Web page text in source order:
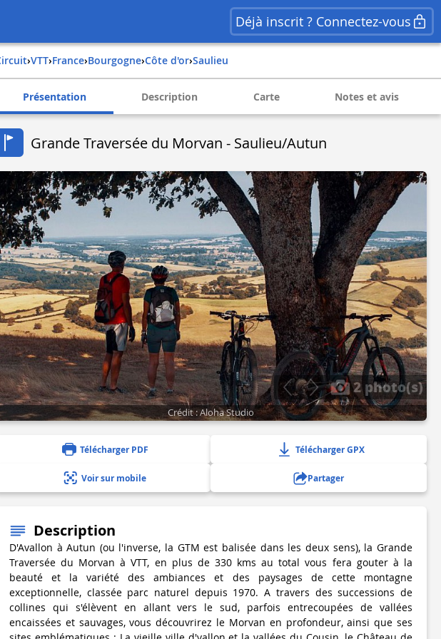
Déjà inscrit ? Connectez-vous
Circuit› VTT› france› bourgogne› côte d'or› saulieu
Présentation Description Carte Notes et avis
Grande Traversée du Morvan - Saulieu/Autun
2 photo(s)
Crédit : Aloha Studio
Télécharger PDF Télécharger GPX
Voir sur mobile Partager
Description
D'Avallon à Autun (ou l'inverse, la GTM est balisée dans les deux sens), la Grande
Traversée du Morvan à VTT, en plus de 330 kms au total vous fera gouter à la
beauté et la variété des ambiances et des paysages de cette montagne
exceptionnelle, classée parc naturel depuis 1970. A travers des successions de
collines qui s'élèvent en allant vers le sud, parfois entrecoupées de vallées
encaissées et sauvages, vous découvrirez le Morvan en profondeur, ainsi que ses